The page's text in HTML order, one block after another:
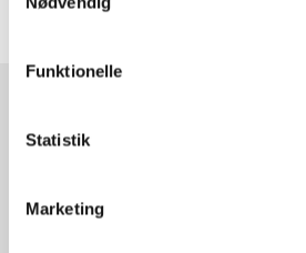
Funktionelle
Statistik
Marketing
Artikler med samme emner